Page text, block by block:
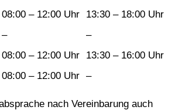
08:00 – 12:00 Uhr
13:30 – 18:00 Uhr
–
–
08:00 – 12:00 Uhr
13:30 – 16:00 Uhr
08:00 – 12:00 Uhr –
nach Vereinbarung auch